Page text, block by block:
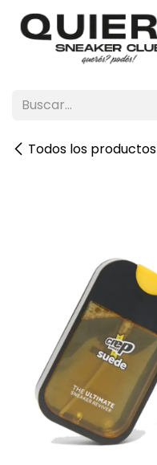
Ir al contenido
Todos los productos